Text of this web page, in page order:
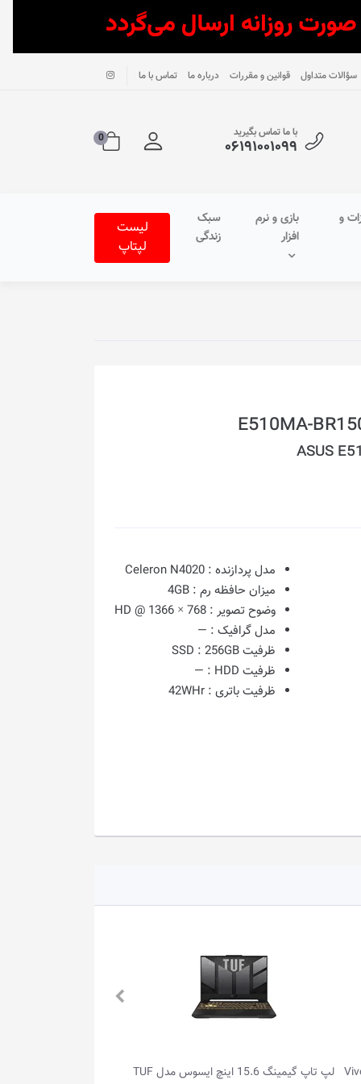
سؤالات متداول قوانین و مقررات درباره ما تماس با ما
با ما تماس بگیرید
۰۶۱۹۱۰۰۱۰۹۹ 0
و
بازی و نرم
افزار
سبک
زندگی
لیست
لپتاپ
ASUS
مدل پردازنده : Celeron N4020
میزان حافظه رم : 4GB
وضوح تصویر : 768 × 1366 @ HD
مدل گرافیک : —
ظرفیت SSD :256GB
ظرفیت HDD :
—
ظرفیت باتری : 42WHr
لپ تاپ گیمینگ 15.6 اینچ ایسوس مدل TUF